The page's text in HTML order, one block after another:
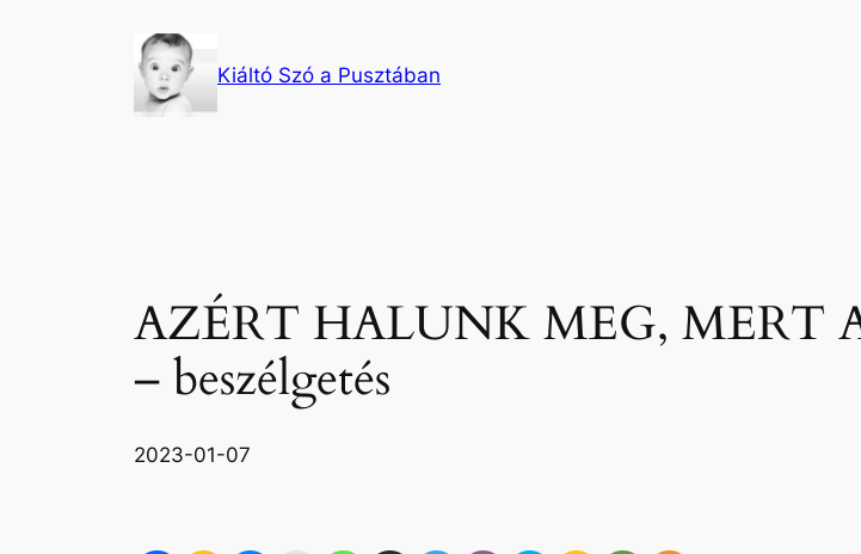
Kiáltó Szó a Pusztában
AZÉRT HALUNK MEG, MERT
– beszélgetés
2023-01-07